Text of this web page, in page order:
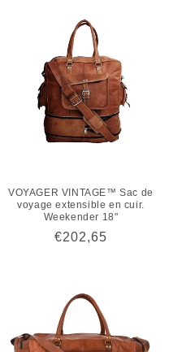
VOYAGER VINTAGE™ Sac de
voyage extensible en cuir.
Weekender 18"
Prix
€202,65